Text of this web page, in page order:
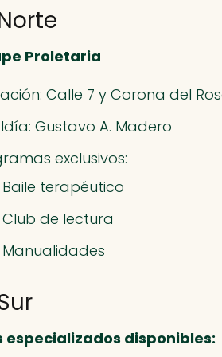
Proletaria
Calle 7 y Corona del
Gustavo A. Madero
exclusivos:
Baile terapéutico
Club de lectura
Manualidades
especializados disponibles: